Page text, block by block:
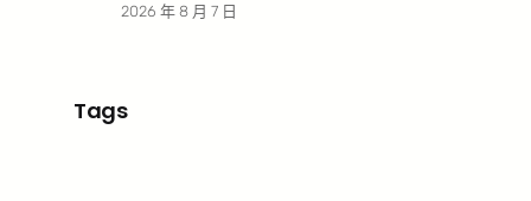
2026 年 8 月 7 日
Tags